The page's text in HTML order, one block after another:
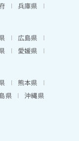
兵庫県
広島県
愛媛県
熊本県
県 沖縄県